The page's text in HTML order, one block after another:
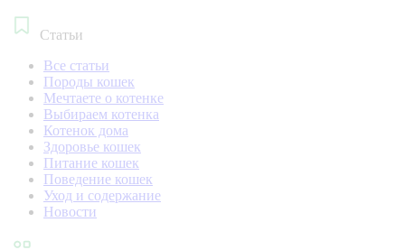
Статьи
Все статьи
Породы кошек
Мечтаете о котенке
Выбираем котенка
Котенок дома
Здоровье кошек
Питание кошек
Поведение кошек
Уход и содержание
Новости